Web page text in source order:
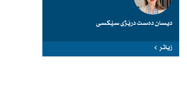
دیسان دەست درێژی سێكسی
زیاتر